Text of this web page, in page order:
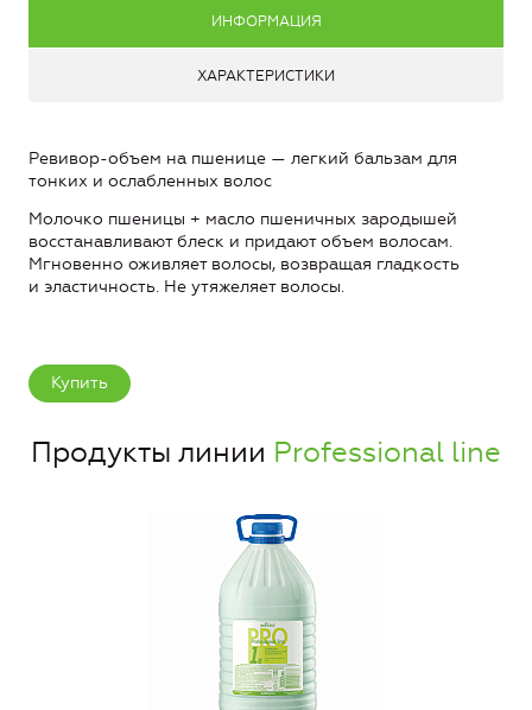
ИНФОРМАЦИЯ
ХАРАКТЕРИСТИКИ
Ревивор-объем на пшенице — легкий бальзам для
тонких и ослабленных волос
Молочко пшеницы + масло пшеничных зародышей
восстанавливают блеск и придают объем волосам.
Мгновенно оживляет волосы, возвращая гладкость
и эластичность. Не утяжеляет волосы.
Купить
Продукты линии Professional line